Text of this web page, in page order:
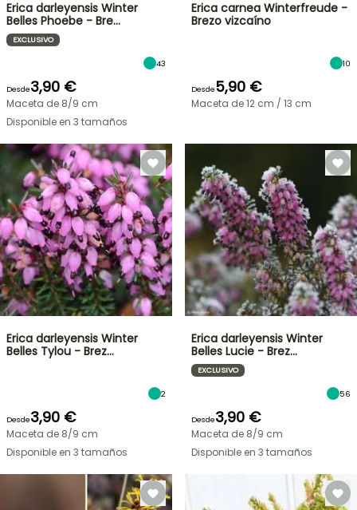
Erica darleyensis Winter
Belles Phoebe - Bre…
EXCLUSIVO
43
Desde3,90 €
Maceta de 8/9 cm
Disponible en 3 tamaños
Erica carnea Winterfreude -
Brezo vizcaíno
10
Desde5,90 €
Maceta de 12 cm / 13 cm
Erica darleyensis Winter
Belles Tylou - Brez…
2
Desde3,90 €
Maceta de 8/9 cm
Disponible en 3 tamaños
Erica darleyensis Winter
Belles Lucie - Brez…
EXCLUSIVO
56
Desde3,90 €
Maceta de 8/9 cm
Disponible en 3 tamaños